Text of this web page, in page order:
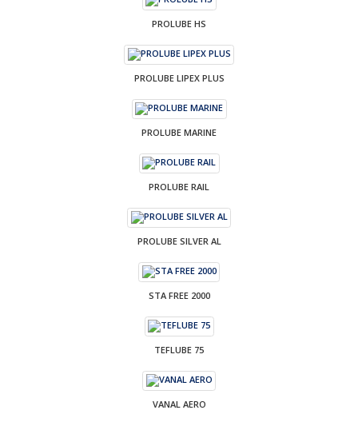
PROLUBE HS
PROLUBE LIPEX PLUS
PROLUBE MARINE
PROLUBE RAIL
PROLUBE SILVER AL
STA FREE 2000
TEFLUBE 75
VANAL AERO